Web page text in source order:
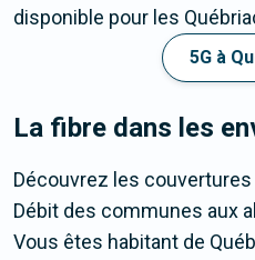
disponible pour les
5G à
La fibre dans les
Découvrez les
Débit des communes aux
Vous êtes habitant de